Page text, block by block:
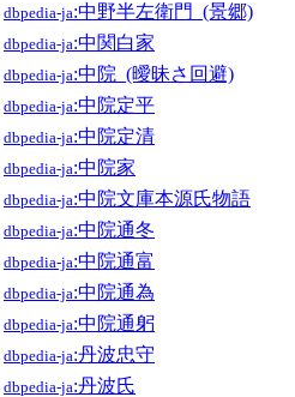
dbpedia-ja:中野半左衛門_(景郷)
dbpedia-ja:中関白家
dbpedia-ja:中院_(曖昧さ回避)
dbpedia-ja:中院定平
dbpedia-ja:中院定清
dbpedia-ja:中院家
dbpedia-ja:中院文庫本源氏物語
dbpedia-ja:中院通冬
dbpedia-ja:中院通富
dbpedia-ja:中院通為
dbpedia-ja:中院通躬
dbpedia-ja:丹波忠守
dbpedia-ja:丹波氏